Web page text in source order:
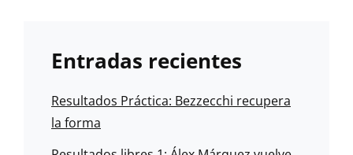
Entradas recientes
Resultados Práctica: Bezzecchi recupera
la forma